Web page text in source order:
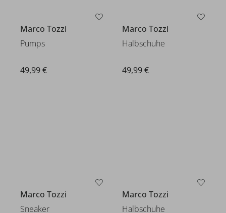
Marco Tozzi
Pumps
49,99 €
Marco Tozzi
Halbschuhe
49,99 €
Marco Tozzi
Sneaker
Marco Tozzi
Halbschuhe